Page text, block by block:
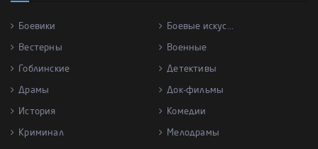
Боевики Боевые искус...
Вестерны Военные
Гоблинские Детективы
Драмы Док-фильмы
История Комедии
Криминал Мелодрамы